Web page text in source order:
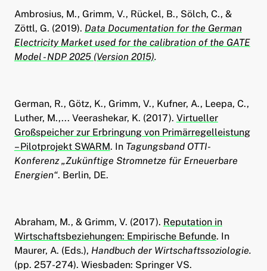
Menü aufklappen
Menü aufklappen
Ambrosius, M., Grimm, V., Rückel, B., Sölch, C., &
Zöttl, G. (2019). Data Documentation for the German
Electricity Market used for the calibration of the GATE
Model - NDP 2025 (Version 2015).
German, R., Götz, K., Grimm, V., Kufner, A., Leepa, C.,
Luther, M.,... Veerashekar, K. (2017). Virtueller
Großspeicher zur Erbringung von Primärregelleistung
– Pilotprojekt SWARM. In Tagungsband OTTI-
Konferenz „Zukünftige Stromnetze für Erneuerbare
Energien“. Berlin, DE.
Abraham, M., & Grimm, V. (2017). Reputation in
Wirtschaftsbeziehungen: Empirische Befunde. In
Maurer, A. (Eds.), Handbuch der Wirtschaftssoziologie.
(pp. 257-274). Wiesbaden: Springer VS.